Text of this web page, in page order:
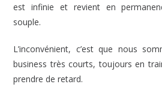
est infinie et revient en
souple.
L’inconvénient, c’est que nous
business très courts, toujours en
prendre de retard.